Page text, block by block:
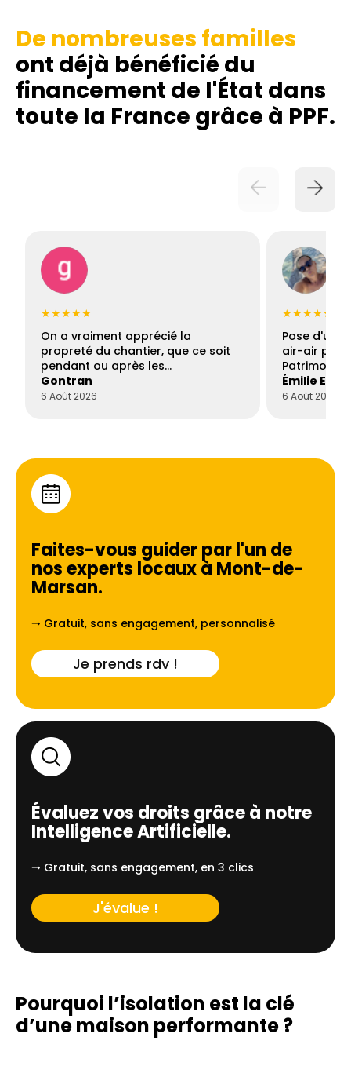
De nombreuses familles
ont déjà bénéficié du
financement de l'État dans
toute la France grâce à PPF.
★★★★★
On a vraiment apprécié la
propreté du chantier, que ce soit
pendant ou après les…
Gontran
6 Août 2026
★★★★★
Pose d'une
air-air par
Patrimoine
Émilie
6 Août 2026
Faites-vous guider par l'un de
nos experts locaux à Mont-de-
Marsan.
➝ Gratuit, sans engagement, personnalisé
Je prends rdv !
Évaluez vos droits grâce à notre
Intelligence Artificielle.
➝ Gratuit, sans engagement, en 3 clics
J'évalue !
Pourquoi l’isolation est la clé
d’unemaison performante ?